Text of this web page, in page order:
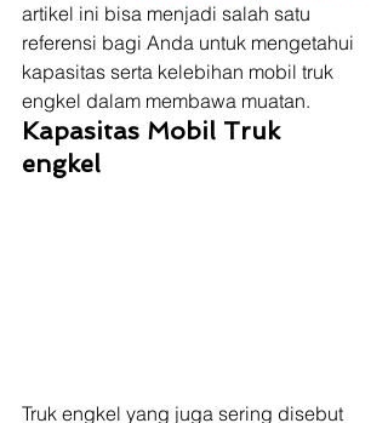
artikel ini bisa menjadi salah satu
referensi bagi Anda untuk mengetahui
kapasitas serta kelebihan mobil truk
engkel dalam membawa muatan.
Kapasitas Mobil Truk
engkel
Truk engkel yang juga sering disebut